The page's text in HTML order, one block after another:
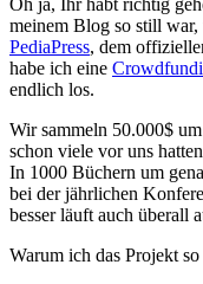
Oh ja, Ihr habt richtig
meinem Blog so still war,
PediaPress, dem
habe ich eine
endlich los.
Wir sammeln 50.000$
schon viele vor uns
In 1000 Büchern um
bei der jährlichen
besser läuft auch überall
Warum ich das Projekt